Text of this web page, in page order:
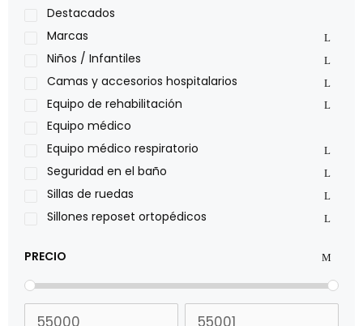
Medical Store
Nidek
Oxiplus
Philips
Pride
Roho
Sillas de ruedas Everest Jennings
Stealth products
Xiehe Medical
Destacados
Marcas
Niños / Infantiles
Camas y accesorios hospitalarios
Equipo de rehabilitación
Equipo médico
Equipo médico respiratorio
Seguridad en el baño
Sillas de ruedas
Sillones reposet ortopédicos
PRECIO